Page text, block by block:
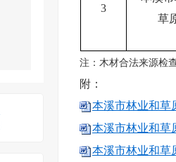
3
草
注：木材合法来源检
附：
本溪市林业和草
本溪市林业和草
本溪市林业和草